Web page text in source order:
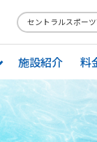
セントラルスポー
施設紹介 料